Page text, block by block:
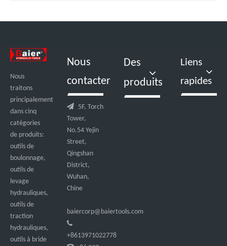
Nous
traitons
principalement
dans cinq
catégories
de produits:
outils de
boulonnage,
outils de
levage
hydrauliques,
outils de
traction
hydrauliques,
outils à bride
Nous
contacter
 5F, Torch
Tower,
No.54 Yejin
Street,
Qingshan
District,
Wuhan,
Chine
baiercorp@baiertools.com

+8613971022778
Des
produits
Liens
rapides